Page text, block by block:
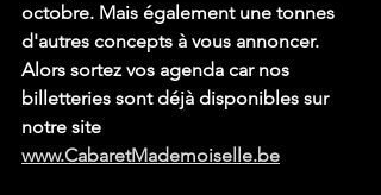
octobre. Mais également une tonnes
d'autres concepts à vous annoncer.
Alors sortez vos agenda car nos
billetteries sont déjà disponibles sur
notre site
www.CabaretMademoiselle.be